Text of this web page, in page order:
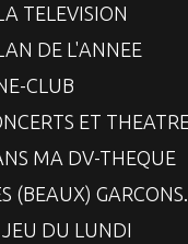
TELEVISION
DE L'ANNEE
CLUB
ET THEATRE
MA DV-THEQUE
(BEAUX)
JEU DU LUNDI